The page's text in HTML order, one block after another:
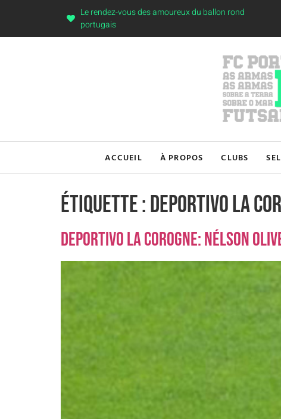
Le rendez-vous des amoureux du ballon rond
portugais
ACCUEIL À PROPOS CLUBS
Étiquette :Deportivo la
Deportivo la Corogne: Nélson